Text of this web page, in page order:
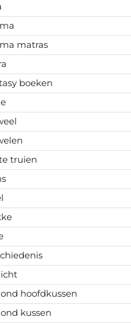
matras
boeken
truien
hoofdkussen
kussen